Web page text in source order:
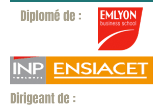
Diplomé de :
Dirigeant de :